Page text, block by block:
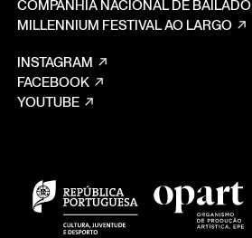
COMPANHIA NACIONAL DE BAILADO
MILLENNIUM FESTIVAL AO LARGO
INSTAGRAM
FACEBOOK
YOUTUBE